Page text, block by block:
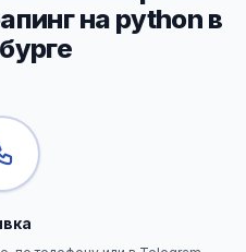
на python в